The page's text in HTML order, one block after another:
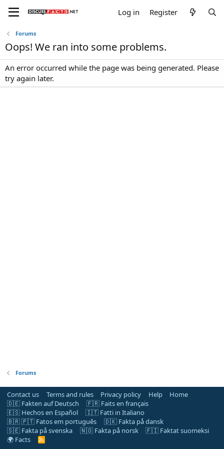
Log in Register
Forums
Oops! We ran into some problems.
An error occurred while the page was being generated. Please
try again later.
Forums
Contact us Terms and rules Privacy policy Help
Home
🇩🇪 Fakten auf Deutsch
🇫🇷 Faits en français
🇪🇸 Hechos en Español
🇮🇹 Fatti in Italiano
🇧🇷 🇵🇹 Fatos em português
🇩🇰 Fakta på dansk
🇸🇪 Fakta på svenska
🇳🇴 Fakta på norsk
🇫🇮 Faktat suomeksi
🌍 Facts
R